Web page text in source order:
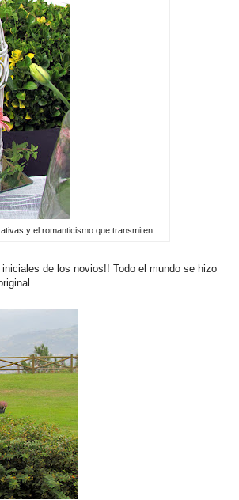
y el romanticismo que transmiten....
de los novios!! Todo el mundo se hizo